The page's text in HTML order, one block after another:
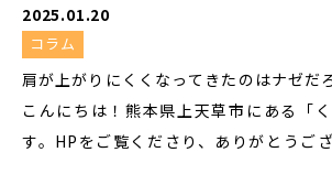
しているため、
リングや検査を
態について確認
す。 効率的に治
原因についてし
がポイントとし
ースもあるため
て同じような施
とカウンセリン
で丁寧に対応しております。これまでに
フルに活用しお客様が痛みやお悩みを
らしへと導けるように全力でサポートい
ご利用ください。 ・体に不調や痛みがある・腰痛・座骨神
経痛・頭痛、肩こり・四十肩、五十肩
2025.01.20
コラム
肩が上がりにくくなってきたのはナゼだ
こんにちは！熊本県上天草市にある「
す。HPをご覧くださり、ありがとうご